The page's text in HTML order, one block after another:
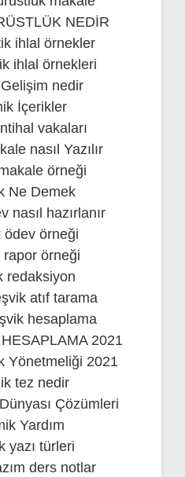
NEDİR
ihlal örnekler
ihlal örnekleri
nedir
İçerikler
vakaları
nasıl Yazılır
örneği
Ne Demek
nasıl hazırlanır
ödev örneği
örneği
redaksiyon
atıf tarama
hesaplama
2021
Yönetmeliği 2021
tez nedir
Çözümleri
Yardım
yazı türleri
ders notlar